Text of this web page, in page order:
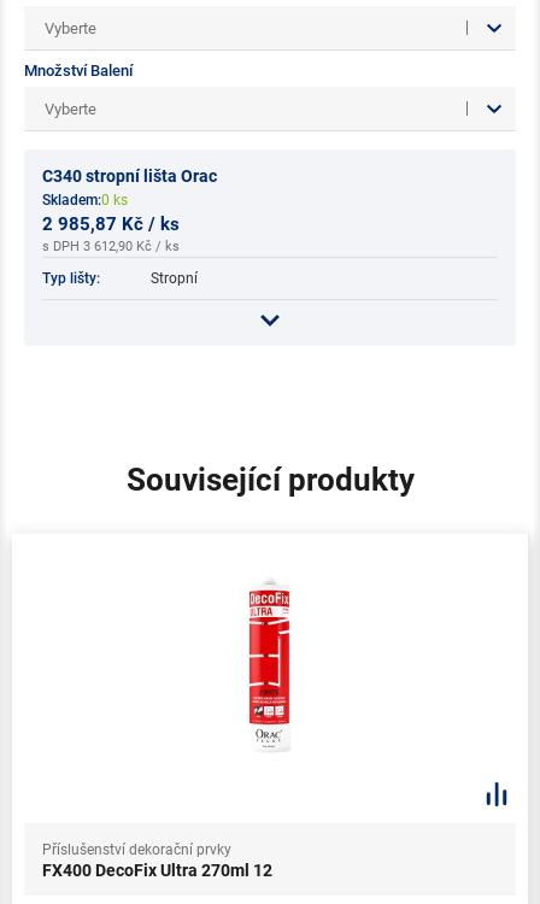
Vyberte
Množství Balení
Vyberte
C340 stropní lišta Orac
Skladem:0 ks
2 985,87 Kč / ks
s DPH 3 612,90 Kč / ks
Typ lišty: Stropní
Související produkty
Příslušenství dekorační prvky
FX400 DecoFix Ultra 270ml 12